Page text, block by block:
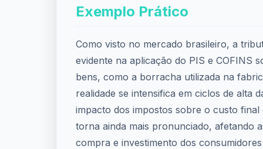
Exemplo Prático
Como visto no mercado brasileiro, a
evidente na aplicação do PIS e COFINS
bens, como a borracha utilizada na
realidade se intensifica em ciclos de alta
impacto dos impostos sobre o custo
torna ainda mais pronunciado, afetando
compra e investimento dos